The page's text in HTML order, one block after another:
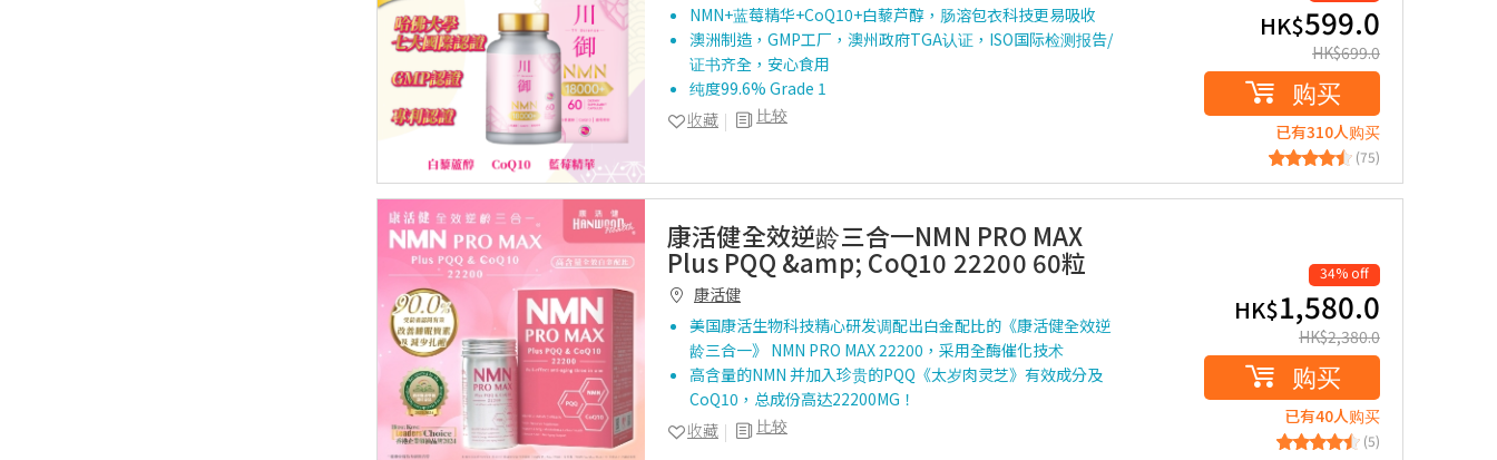
NMN+蓝莓精华+CoQ10+白藜芦醇，肠溶包衣科技更易吸收
澳洲制造，GMP工厂，澳州政府TGA认证，ISO国际检测报告/
证书齐全，安心食用
纯度99.6% Grade 1
比较
收藏
HK$599.0
HK$699.0
购买
已有310人购买
(75)
康活健全效逆龄三合一NMN PRO MAX
Plus PQQ &amp; CoQ10 22200 60粒
康活健
美国康活生物科技精心研发调配出白金配比的《康活健全效逆
龄三合一》 NMN PRO MAX 22200，采用全酶催化技术
高含量的NMN 并加入珍贵的PQQ《太岁肉灵芝》有效成分及
CoQ10，总成份高达22200MG！
比较
收藏
34% off
HK$1,580.0
HK$2,380.0
购买
已有40人购买
(5)